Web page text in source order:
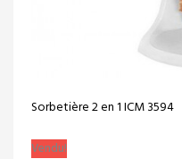
Sorbetière 2 en 1 ICM 3594
Vendu!